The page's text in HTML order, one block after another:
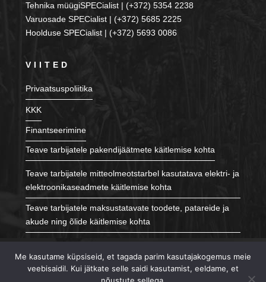
Tehnika müügiSPECialist | (+372) 5354 2238
Varuosade SPECialist | (+372) 5685 2225
Hoolduse SPECialist | (+372) 5693 0086
VIITED
Privaatsuspoliitika
KKK
Finantseerimine
Teave tarbijatele pakendijäätmete käitlemise kohta
Teave tarbijatele mitteolmeotstarbel kasutatava elektri- ja
elektroonikaseadmete käitlemise kohta
Teave tarbijatele maksustatavate toodete, patareide ja
akude ning õlide käitlemise kohta
JÄLGI MEID
Me kasutame küpsiseid, et tagada parim kasutajakogemus meie
veebisaidil. Kui jätkate selle saidi kasutamist, eeldame, et